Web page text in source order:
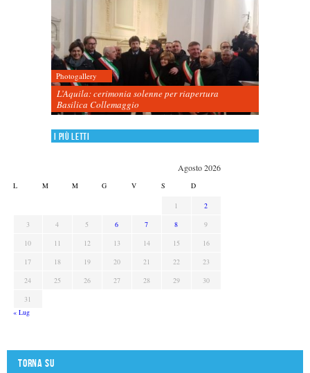
Photogallery
L’Aquila: cerimonia solenne per riapertura
Basilica Collemaggio
I più letti
Agosto 2026
L M M G V S D
1
2
3
4 5 6 7 8
9
10
11 12 13 14 15
16
17
18 19 20 21 22
23
24
25 26 27 28 29
30
31
« Lug
Torna su